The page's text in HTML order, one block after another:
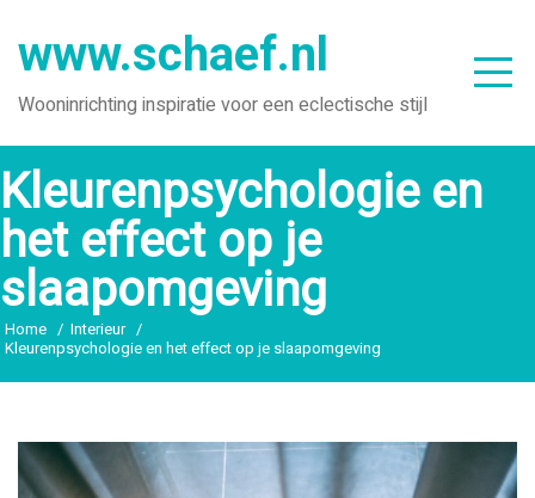
naar
inhoud
www.schaef.nl
Wooninrichting inspiratie voor een eclectische stijl
Kleurenpsychologie en
het effect op je
slaapomgeving
Home
Interieur
Kleurenpsychologie en het effect op je slaapomgeving